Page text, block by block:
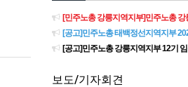
[민주노총 강릉지역지부]민주노총 강릉지
[공고]민주노총 태백정선지역지부
[공고]민주노총 강릉지역지부 12기
보도/기자회견